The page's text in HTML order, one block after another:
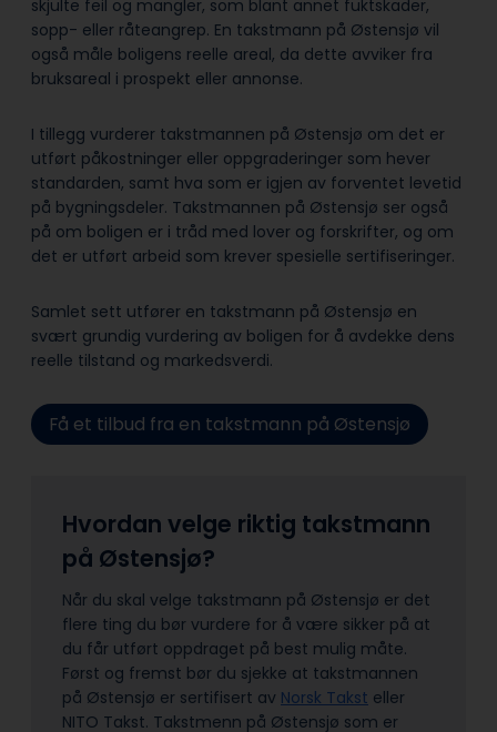
skjulte feil og mangler, som blant annet fuktskader,
sopp- eller råteangrep. En takstmann på Østensjø vil
også måle boligens reelle areal, da dette avviker fra
bruksareal i prospekt eller annonse.
I tillegg vurderer takstmannen på Østensjø om det er
utført påkostninger eller oppgraderinger som hever
standarden, samt hva som er igjen av forventet levetid
på bygningsdeler. Takstmannen på Østensjø ser også
på om boligen er i tråd med lover og forskrifter, og om
det er utført arbeid som krever spesielle sertifiseringer.
Samlet sett utfører en takstmann på Østensjø en
svært grundig vurdering av boligen for å avdekke dens
reelle tilstand og markedsverdi.
Få et tilbud fra en takstmann på Østensjø
Hvordan velge riktig takstmann
på Østensjø?
Når du skal velge takstmann på Østensjø er det
flere ting du bør vurdere for å være sikker på at
du får utført oppdraget på best mulig måte.
Først og fremst bør du sjekke at takstmannen
på Østensjø er sertifisert av Norsk Takst eller
NITO Takst. Takstmenn på Østensjø som er